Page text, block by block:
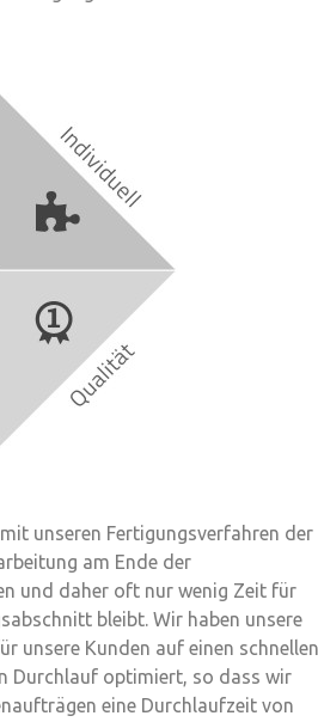
unseren Fertigungsverfahren der
am Ende der
und daher oft nur wenig Zeit für
bleibt. Wir haben unsere
unsere Kunden auf einen schnellen
Durchlauf optimiert, so dass wir
eine Durchlaufzeit von